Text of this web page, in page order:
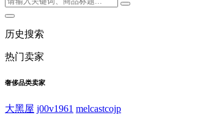
历史搜索
热门卖家
奢侈品类卖家
大黑屋 j00v1961 melcastcojp